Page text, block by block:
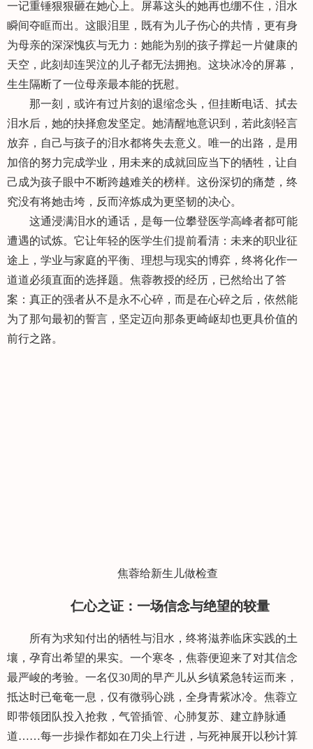
一记重锤狠狠砸在她心上。屏幕这头的她再也绷不住，泪水
瞬间夺眶而出。这眼泪里，既有为儿子伤心的共情，更有身
为母亲的深深愧疚与无力：她能为别的孩子撑起一片健康的
天空，此刻却连哭泣的儿子都无法拥抱。这块冰冷的屏幕，
生生隔断了一位母亲最本能的抚慰。
那一刻，或许有过片刻的退缩念头，但挂断电话、拭去
泪水后，她的抉择愈发坚定。她清醒地意识到，若此刻轻言
放弃，自己与孩子的泪水都将失去意义。唯一的出路，是用
加倍的努力完成学业，用未来的成就回应当下的牺牲，让自
己成为孩子眼中不断跨越难关的榜样。这份深切的痛楚，终
究没有将她击垮，反而淬炼成为更坚韧的决心。
这通浸满泪水的通话，是每一位攀登医学高峰者都可能
遭遇的试炼。它让年轻的医学生们提前看清：未来的职业征
途上，学业与家庭的平衡、理想与现实的博弈，终将化作一
道道必须直面的选择题。焦蓉教授的经历，已然给出了答
案：真正的强者从不是永不心碎，而是在心碎之后，依然能
为了那句最初的誓言，坚定迈向那条更崎岖却也更具价值的
前行之路。
焦蓉给新生儿做检查
仁心之证：一场信念与绝望的较量
所有为求知付出的牺牲与泪水，终将滋养临床实践的土
壤，孕育出希望的果实。一个寒冬，焦蓉便迎来了对其信念
最严峻的考验。一名仅30周的早产儿从乡镇紧急转运而来，
抵达时已奄奄一息，仅有微弱心跳，全身青紫冰冷。焦蓉立
即带领团队投入抢救，气管插管、心肺复苏、建立静脉通
道……每一步操作都如在刀尖上行进，与死神展开以秒计算